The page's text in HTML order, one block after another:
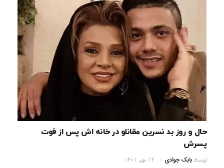
حال و روز بد نسرین مقانلو در خانه اش پس از فوت
پسرش
توسطبابک جوادی 14 مهر, 1401